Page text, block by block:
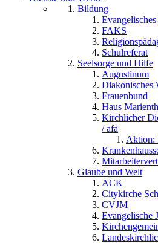
Bildung
FAKS
Schulreferat
Seelsorge und Hilfe
Augustinum
Diakonisches
Frauenbund
Haus
Kirchlicher
/ afa
Aktion:
Glaube und Welt
ACK
Citykirche
CVJM
Evangelische